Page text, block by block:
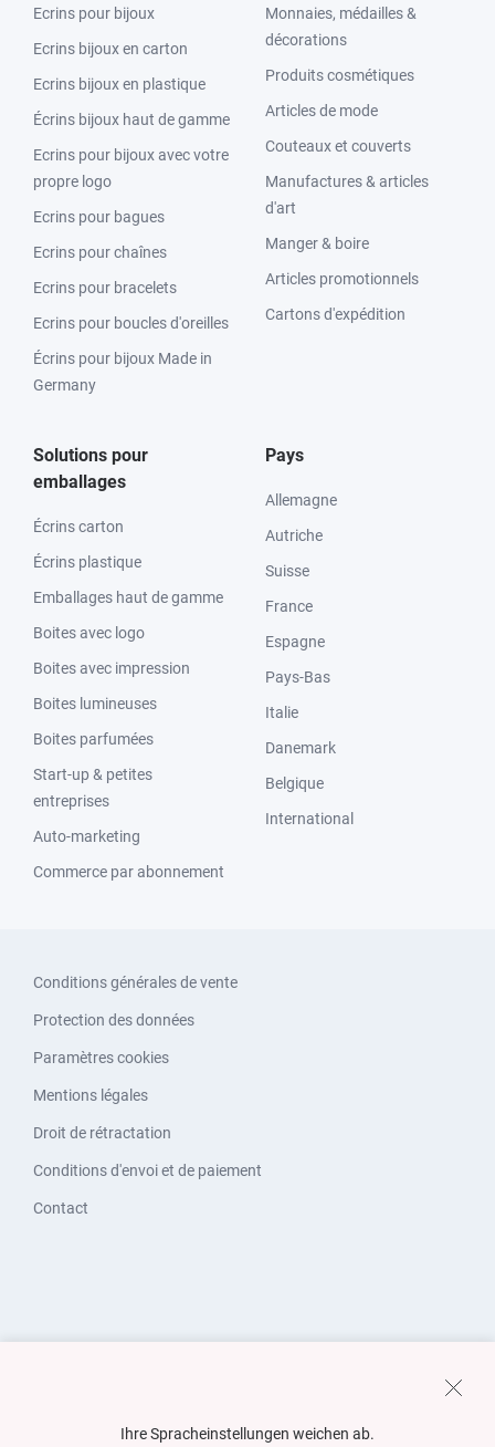
Ecrins pour bijoux
Ecrins bijoux en carton
Ecrins bijoux en plastique
Écrins bijoux haut de gamme
Ecrins pour bijoux avec votre
propre logo
Ecrins pour bagues
Ecrins pour chaînes
Ecrins pour bracelets
Ecrins pour boucles d'oreilles
Écrins pour bijoux Made in
Germany
Monnaies, médailles &
décorations
Produits cosmétiques
Articles de mode
Couteaux et couverts
Manufactures & articles
d'art
Manger & boire
Articles promotionnels
Cartons d'expédition
Solutions pour
emballages
Écrins carton
Écrins plastique
Emballages haut de gamme
Boites avec logo
Boites avec impression
Boites lumineuses
Boites parfumées
Start-up & petites
entreprises
Auto-marketing
Commerce par abonnement
Pays
Allemagne
Autriche
Suisse
France
Espagne
Pays-Bas
Italie
Danemark
Belgique
International
Conditions générales de vente
Protection des données
Paramètres cookies
Mentions légales
Droit de rétractation
Conditions d'envoi et de paiement
Contact
Ihre Spracheinstellungen weichen ab.